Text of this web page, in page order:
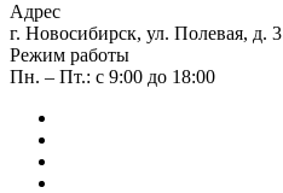
Адрес
г. Новосибирск, ул. Полевая, д. 3
Режим работы
Пн. – Пт.: с 9:00 до 18:00